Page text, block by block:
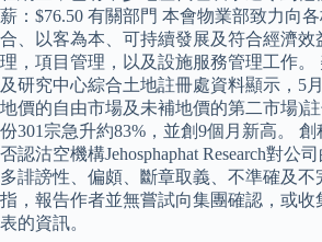
薪：$76.50 有關部門 本會物業部致力向
合、以客為本、可持續發展及符合經濟效
理，項目管理，以及設施服務管理工作。
及研究中心綜合土地註冊處資料顯示，5
地價的自由市場及未補地價的第二市場)
份301宗急升約83%，並創9個月新高。
否認沽空機構Jehosphaphat Research對公
多誹謗性、偏頗、斷章取義、不準確及不
指，報告作者並無嘗試向集團確認，或收
表的資訊。